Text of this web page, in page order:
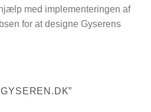
med implementeringen af
for at designe Gyserens
”